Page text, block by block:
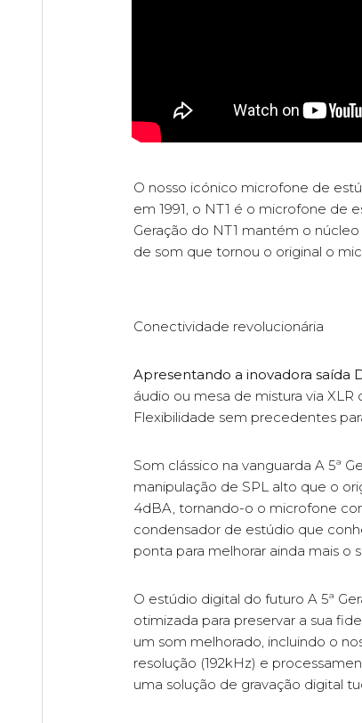
O nosso icónico microfone de
em 1991, o NT1 é o microfone de
Geração do NT1 mantém o
de som que tornou o original o
Conectividade revolucionária
Apresentando a inovadora saída
áudio ou mesa de mistura via
Flexibilidade sem precedentes
Som clássico na vanguarda A 5ª
manipulação de SPL alto que o
4dBA, tornando-o o microfone
condensador de estúdio que
ponta para melhorar ainda mais o
O estúdio digital do futuro A 5ª
otimizada para preservar a sua
um som melhorado, incluindo o
resolução (192kHz) e
uma solução de gravação digital